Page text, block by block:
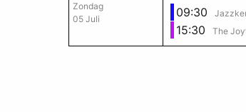
Zondag
05 Juli
09:30
15:30
The